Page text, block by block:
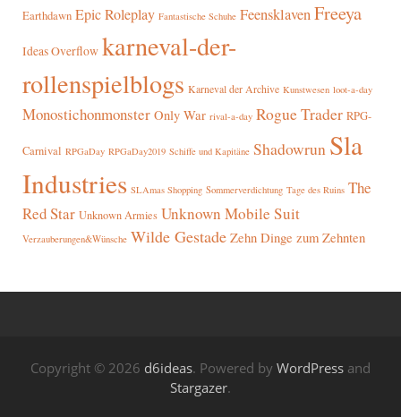
Earthdawn Epic Roleplay Fantastische Schuhe FeensklavenFreeya
Ideas Overflow karneval-der-
rollenspielblogs Karneval der Archive Kunstwesen loot-a-day
Monostichonmonster Only War rival-a-day Rogue Trader RPG-
Carnival RPGaDay RPGaDay2019 Schiffe und Kapitäne Shadowrun Sla
Industries SLAmas Shopping Sommerverdichtung Tage des Ruins The
Red Star Unknown Armies Unknown Mobile Suit
Verzauberungen&Wünsche Wilde Gestade Zehn Dinge zum Zehnten
Copyright © 2026 d6ideas. Powered by WordPress and
Stargazer.